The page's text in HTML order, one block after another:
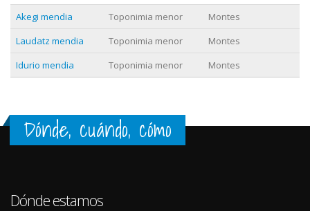
Akegi mendia
Toponimia menor
Montes
Laudatz mendia
Toponimia menor
Montes
Idurio mendia
Toponimia menor Montes
Dónde, cuándo, cómo
Dónde estamos